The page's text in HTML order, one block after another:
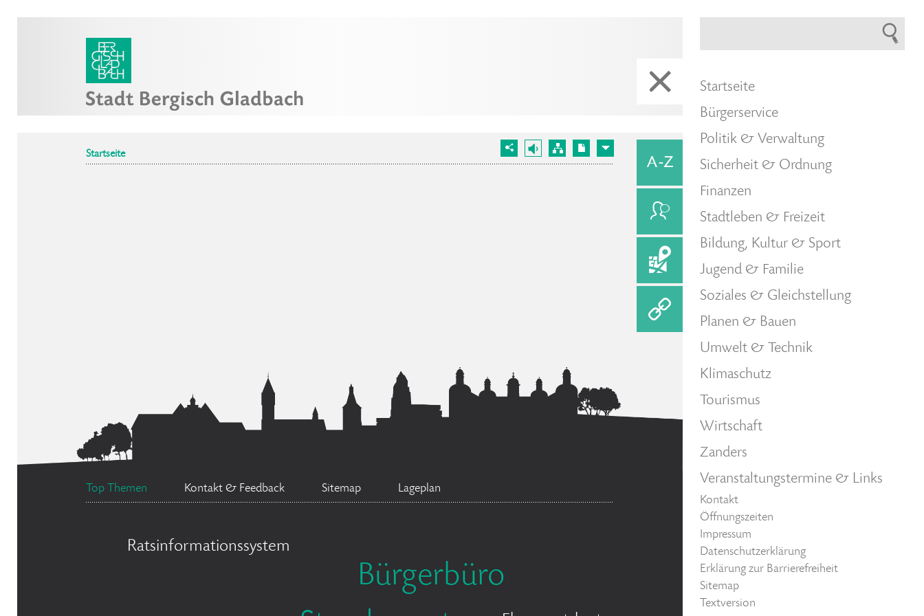
Startseite
Top Themen Kontakt & Feedback Sitemap Lageplan
Ratsinformationssystem
Bürgerbüro
Startseite
Bürgerservice
Politik & Verwaltung
Sicherheit & Ordnung
Finanzen
Stadtleben & Freizeit
Bildung, Kultur & Sport
Jugend & Familie
Soziales & Gleichstellung
Planen & Bauen
Umwelt & Technik
Klimaschutz
Tourismus
Wirtschaft
Zanders
Veranstaltungstermine & Links
Kontakt
Öffnungszeiten
Impressum
Datenschutzerklärung
Erklärung zur Barrierefreiheit
Sitemap
Textversion